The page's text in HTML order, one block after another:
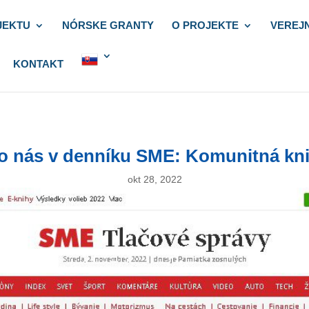
NÓRSKE GRANTY O PROJEKTE
KONTAKT
nás v denníku SME: Komunitná
okt 28, 2022